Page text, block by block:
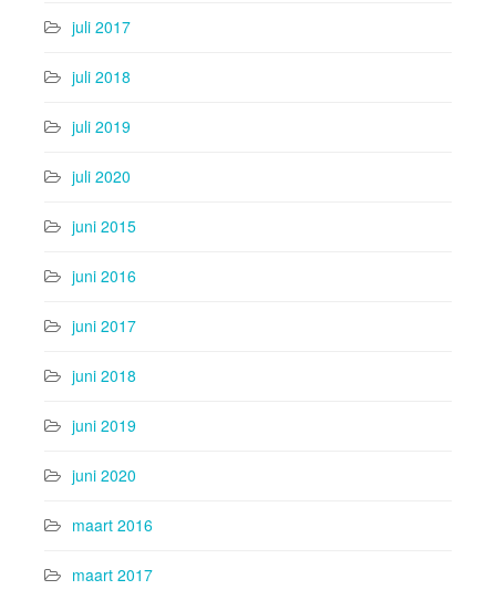
juli 2017
juli 2018
juli 2019
juli 2020
juni 2015
juni 2016
juni 2017
juni 2018
juni 2019
juni 2020
maart 2016
maart 2017